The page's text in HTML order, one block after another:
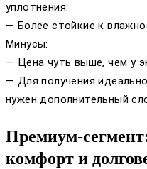
уплотнения.
— Более стойкие к
Минусы:
— Цена чуть выше, чем у
— Для получения
нужен дополнительный
Премиум-
комфорт и